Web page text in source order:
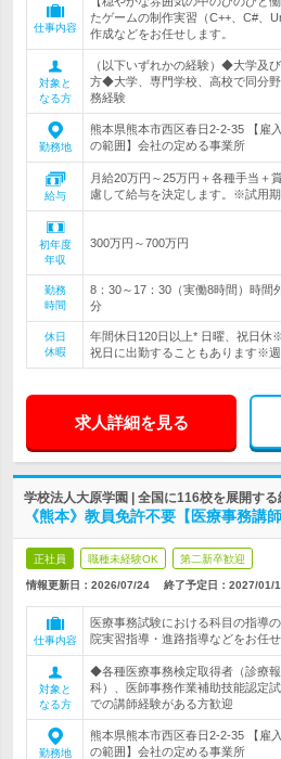
仕事内容
たゲームの制作実習（C++、C#、
作成などをお任せします。
対象と
なる方
（以下いずれかの経験）◆大学及
方◆大学、専門学校、高校で同分
務経験
勤務地
熊本県熊本市西区春日2-2-35 【雇
の範囲】会社の定める事業所
給与
月給20万円～25万円＋各種手当＋
慮して給与を決定します。※試用
初年度
年収
300万円～700万円
勤務
時間
8：30～17：30（実働8時間）時間
分
休日
休暇
年間休日120日以上* 日曜、祝日休
祝日に出勤することもあります※
求人詳細を見る
学校法人大原学園 | 全国に116校を展開する
《熊本》教員免許不要【医療事務講
正社員 職種未経験OK 第二新卒歓迎
情報更新日：2026/07/24 終了予定日： 2027/01/
仕事内容
医療事務試験における科目の指導
院実習指導・進路指導などをお任せ
対象と
なる方
◆各種医療事務検定取得者（診療
科）、医師事務作業補助技能認定
での講師経験がある方歓迎
勤務地
熊本県熊本市西区春日2-2-35 【雇
の範囲】会社の定める事業所